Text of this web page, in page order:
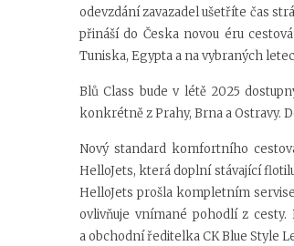
odevzdání zavazadel ušetříte čas
přináší do Česka novou éru
Tuniska, Egypta a na vybraných
Blů Class bude v létě 2025
konkrétně z Prahy, Brna a Ostravy.
Nový standard komfortního
HelloJets, která doplní stávající
HelloJets prošla kompletním
ovlivňuje vnímané pohodlí z
a obchodní ředitelka CK Blue Style